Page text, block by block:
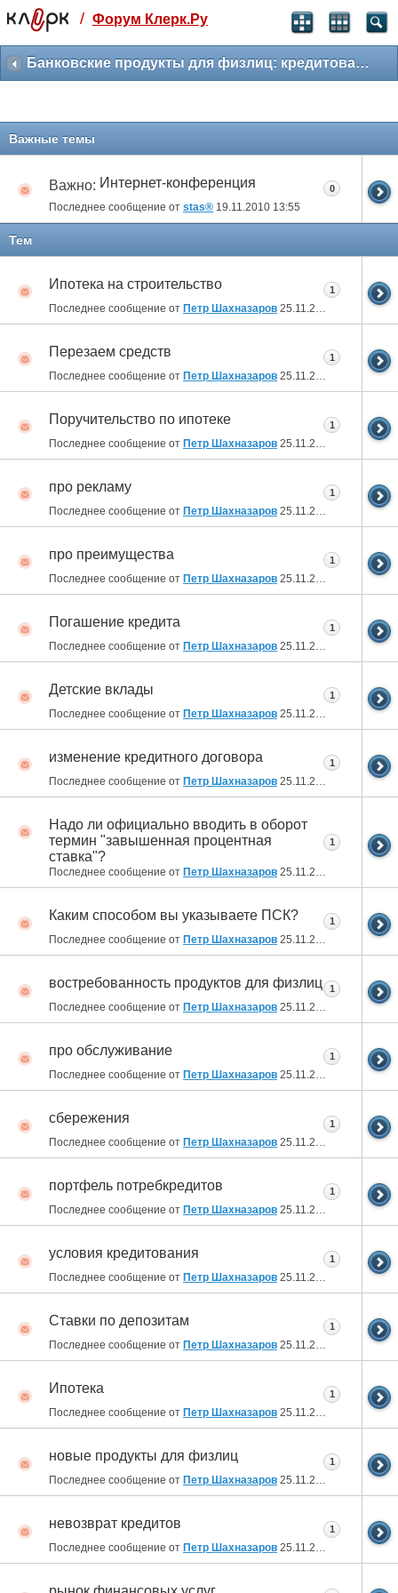
Святые угодники, Клерк без рекламы
прекрасен:)
3 месяца
259 ₽
499 ₽
/ Форум Клерк.Ру
Банковские продукты для физлиц: кредитование, депозиты, спецпредложения
Важные темы
Важно: Интернет-конференция
Последнее сообщение от stas® 19.11.2010 13:55
0
Тем
Ипотека на строительство
Последнее сообщение от Петр Шахназаров 25.11.2010
1
Перезаем средств
Последнее сообщение от Петр Шахназаров 25.11.2010
1
Поручительство по ипотеке
Последнее сообщение от Петр Шахназаров 25.11.2010
1
про рекламу
Последнее сообщение от Петр Шахназаров 25.11.2010
1
про преимущества
Последнее сообщение от Петр Шахназаров 25.11.2010
1
Погашение кредита
Последнее сообщение от Петр Шахназаров 25.11.2010
1
Детские вклады
Последнее сообщение от Петр Шахназаров 25.11.2010
1
изменение кредитного договора
Последнее сообщение от Петр Шахназаров 25.11.2010
1
Надо ли официально вводить в оборот
термин "завышенная процентная
ставка"?
Последнее сообщение от Петр Шахназаров 25.11.2010
1
Каким способом вы указываете ПСК?
Последнее сообщение от Петр Шахназаров 25.11.2010
1
востребованность продуктов для физлиц
Последнее сообщение от Петр Шахназаров 25.11.2010
1
про обслуживание
Последнее сообщение от Петр Шахназаров 25.11.2010
1
сбережения
Последнее сообщение от Петр Шахназаров 25.11.2010
1
портфель потребкредитов
Последнее сообщение от Петр Шахназаров 25.11.2010
1
условия кредитования
Последнее сообщение от Петр Шахназаров 25.11.2010
1
Ставки по депозитам
Последнее сообщение от Петр Шахназаров 25.11.2010
1
Ипотека
Последнее сообщение от Петр Шахназаров 25.11.2010
1
новые продукты для физлиц
Последнее сообщение от Петр Шахназаров 25.11.2010
1
невозврат кредитов
Последнее сообщение от Петр Шахназаров 25.11.2010
1